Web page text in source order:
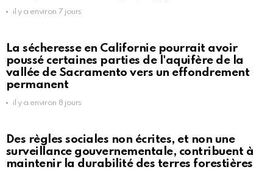
il y a environ 7 jours
La sécheresse en Californie pourrait avoir
poussé certaines parties de l'aquifère de la
vallée de Sacramento vers un effondrement
permanent
il y a environ 8 jours
Des règles sociales non écrites, et non une
surveillance gouvernementale, contribuent à
maintenir la durabilité des terres forestières